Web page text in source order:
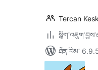
Tercan
ཐོན་རིམ་